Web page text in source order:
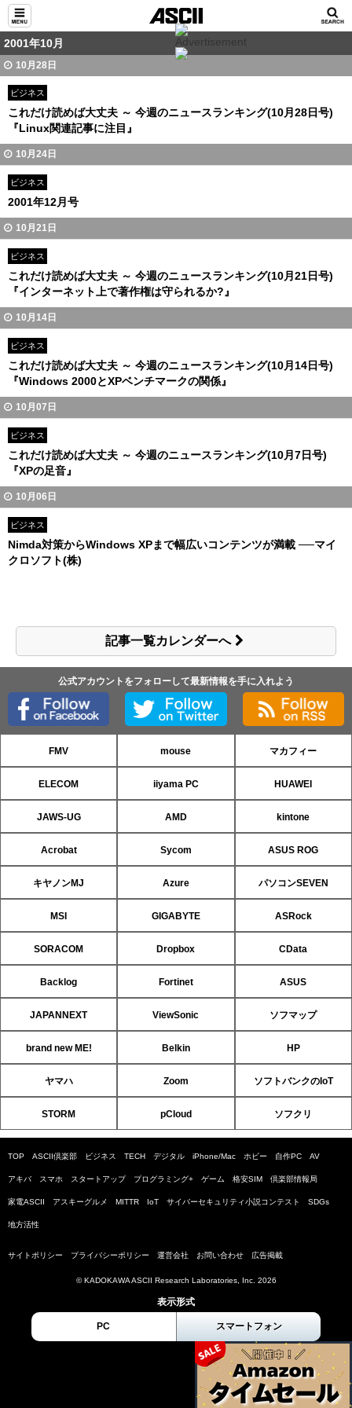
2001年10月
10月28日
ビジネス
これだけ読めば大丈夫 ～ 今週のニュースランキング(10月28日号)
『Linux関連記事に注目』
10月24日
ビジネス
2001年12月号
10月21日
ビジネス
これだけ読めば大丈夫 ～ 今週のニュースランキング(10月21日号)
『インターネット上で著作権は守られるか?』
10月14日
ビジネス
これだけ読めば大丈夫 ～ 今週のニュースランキング(10月14日号)
『Windows 2000とXPベンチマークの関係』
10月07日
ビジネス
これだけ読めば大丈夫 ～ 今週のニュースランキング(10月7日号)
『XPの足音』
10月06日
ビジネス
Nimda対策からWindows XPまで幅広いコンテンツが満載 ──マイ
クロソフト(株)
記事一覧カレンダーへ
公式アカウントをフォローして最新情報を手に入れよう
FMV mouse マカフィー
ELECOM iiyama PC HUAWEI
JAWS-UG AMD kintone
Acrobat Sycom ASUS ROG
キヤノンMJ Azure パソコンSEVEN
MSI GIGABYTE ASRock
SORACOM Dropbox CData
Backlog Fortinet ASUS
JAPANNEXT ViewSonic ソフマップ
brand new ME! Belkin HP
ヤマハ Zoom ソフトバンクのIoT
STORM pCloud ソフクリ
TOP ASCII倶楽部 ビジネス TECH デジタル iPhone/Mac ホビー 自作PC AV
アキバ スマホ スタートアップ プログラミング+ ゲーム 格安SIM 倶楽部情報局
家電ASCII アスキーグルメ MITTR IoT サイバーセキュリティ小説コンテスト SDGs
地方活性
サイトポリシー プライバシーポリシー 運営会社 お問い合わせ 広告掲載
© KADOKAWA ASCII Research Laboratories, Inc. 2026
表示形式
PC スマートフォン